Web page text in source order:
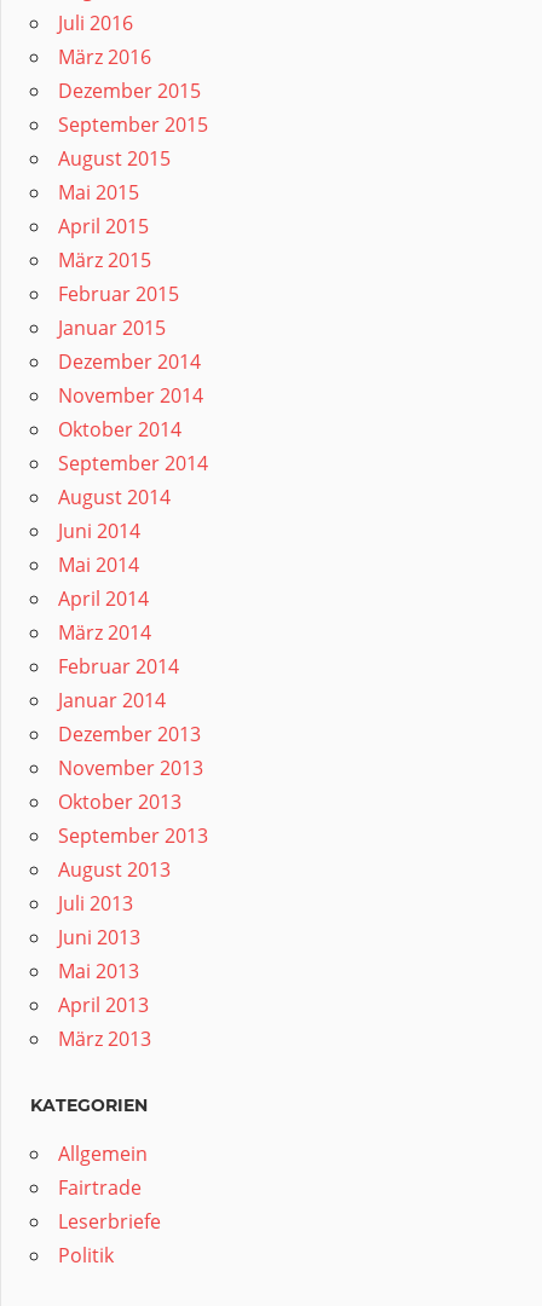
Juli 2016
März 2016
Dezember 2015
September 2015
August 2015
Mai 2015
April 2015
März 2015
Februar 2015
Januar 2015
Dezember 2014
November 2014
Oktober 2014
September 2014
August 2014
Juni 2014
Mai 2014
April 2014
März 2014
Februar 2014
Januar 2014
Dezember 2013
November 2013
Oktober 2013
September 2013
August 2013
Juli 2013
Juni 2013
Mai 2013
April 2013
März 2013
KATEGORIEN
Allgemein
Fairtrade
Leserbriefe
Politik